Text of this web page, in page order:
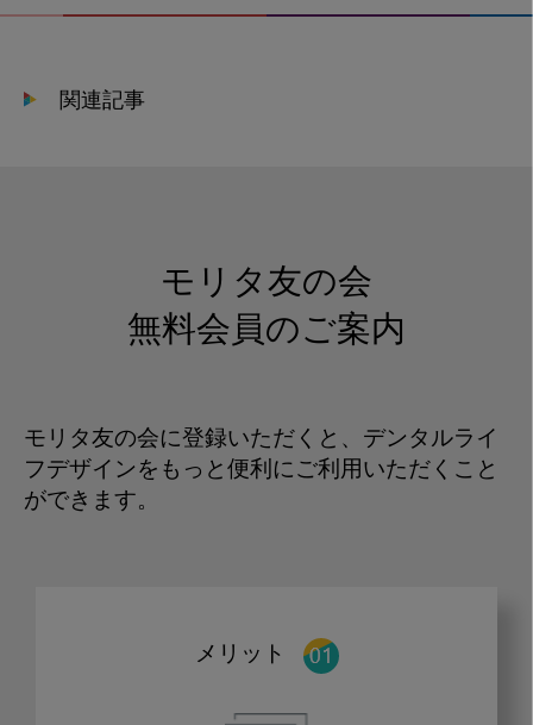
関連記事
モリタ友の会
無料会員のご案内
モリタ友の会に登録いただくと、デンタルライ
フデザインをもっと便利にご利用いただくこと
ができます。
メリット